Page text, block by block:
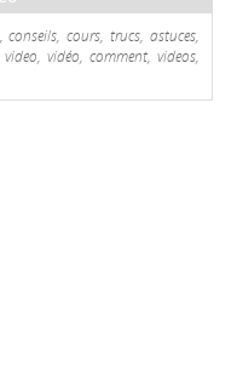
cours, trucs, astuces,
vidéo, comment, videos,